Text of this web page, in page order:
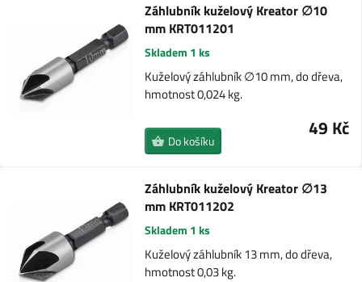
Záhlubník kuželový Kreator ∅10
mm KRT011201
Skladem 1 ks
Kuželový záhlubník ∅10 mm, do dřeva,
hmotnost 0,024 kg.
49 Kč
Do košíku
Záhlubník kuželový Kreator ∅13
mm KRT011202
Skladem 1 ks
Kuželový záhlubník 13 mm, do dřeva,
hmotnost 0,03 kg.